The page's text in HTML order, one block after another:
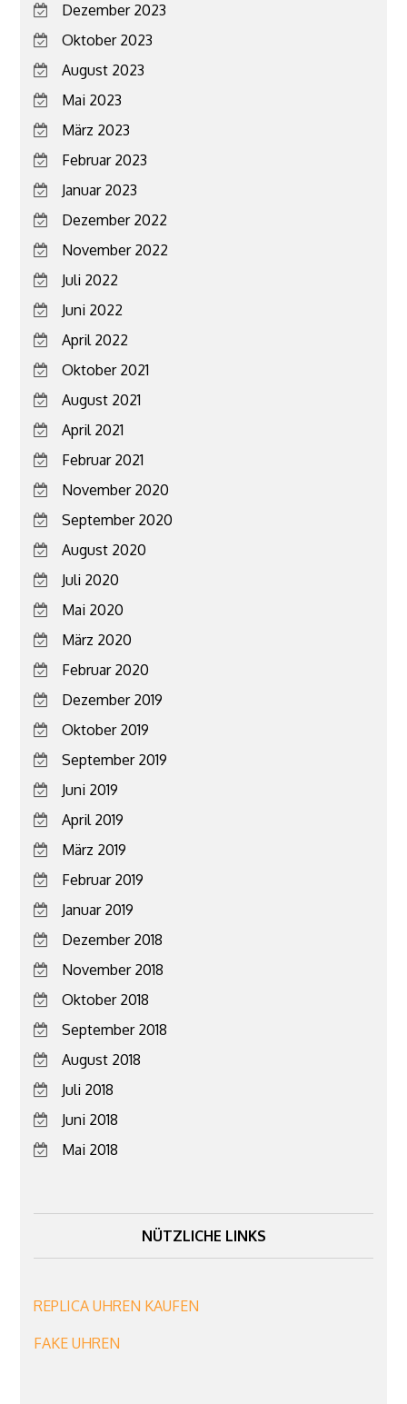
Dezember 2023
Oktober 2023
August 2023
Mai 2023
März 2023
Februar 2023
Januar 2023
Dezember 2022
November 2022
Juli 2022
Juni 2022
April 2022
Oktober 2021
August 2021
April 2021
Februar 2021
November 2020
September 2020
August 2020
Juli 2020
Mai 2020
März 2020
Februar 2020
Dezember 2019
Oktober 2019
September 2019
Juni 2019
April 2019
März 2019
Februar 2019
Januar 2019
Dezember 2018
November 2018
Oktober 2018
September 2018
August 2018
Juli 2018
Juni 2018
Mai 2018
NÜTZLICHE LINKS
REPLICA UHREN KAUFEN
FAKE UHREN